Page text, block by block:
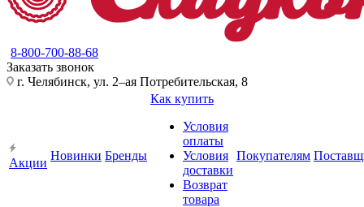
8-800-700-88-68
Заказать звонок
г. Челябинск, ул. 2–ая Потребительская, 8
Акции
Новинки Бренды
Как купить
Условия
оплаты
Условия
доставки
Возврат
товара
Покупателям